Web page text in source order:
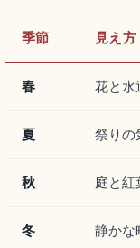
季節 見え方
春 花と水
夏 祭りの
秋 庭と紅
冬 静かな